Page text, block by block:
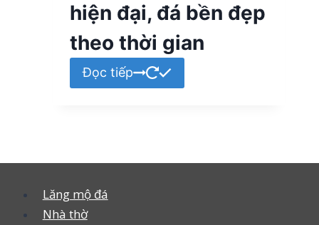
hiện đại, đá bền đẹp
theo thời gian
Đọc tiếp
Lăng mộ đá
Nhà thờ